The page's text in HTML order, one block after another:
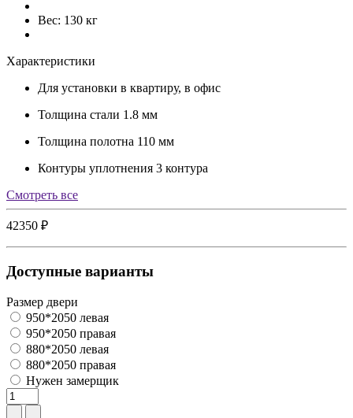
Вес: 130 кг
Характеристики
Для установки в квартиру, в офис
Толщина стали 1.8 мм
Толщина полотна 110 мм
Контуры уплотнения 3 контура
Cмотреть все
42350 ₽
Доступные варианты
Размер двери
950*2050 левая
950*2050 правая
880*2050 левая
880*2050 правая
Нужен замерщик